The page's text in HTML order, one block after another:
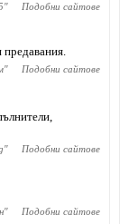
" Подобни сайтове
" Подобни сайтове
" Подобни сайтове
" Подобни сайтове